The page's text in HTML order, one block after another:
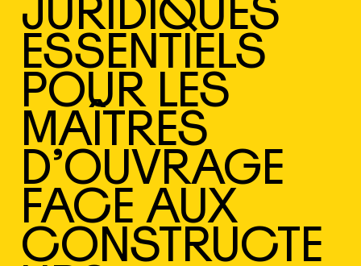
ESSENTIELS
POUR LES
MAÎTRES
D’OUVRAGE
FACE AUX
CONSTRUCTE